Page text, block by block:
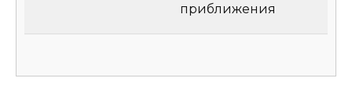
приближения